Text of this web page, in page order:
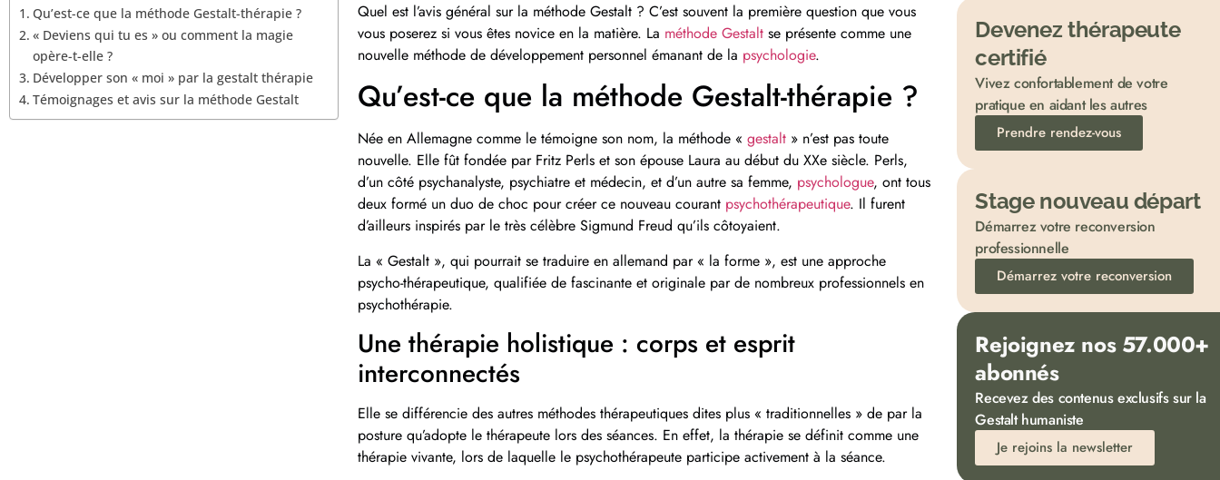
Qu’est-ce que la méthode Gestalt-thérapie ?
« Deviens qui tu es » ou comment la magie
opère-t-elle ?
Développer son « moi » par la gestalt thérapie
Témoignages et avis sur la méthode Gestalt
Quel est l’avis général sur la méthode Gestalt ? C’est souvent la première question que vous
vous poserez si vous êtes novice en la matière. La méthode Gestaltse présente comme une
nouvelle méthode de développement personnel émanant de la psychologie.
Qu’est-ce que la méthode Gestalt-thérapie ?
Née en Allemagne comme le témoigne son nom, la méthode « gestalt» n’est pas toute
nouvelle. Elle fût fondée par Fritz Perls et son épouse Laura au début du XXe siècle. Perls,
d’un côté psychanalyste, psychiatre et médecin, et d’un autre sa femme, psychologue, ont tous
deux formé un duo de choc pour créer ce nouveau courant psychothérapeutique. Il furent
d’ailleurs inspirés par le très célèbre Sigmund Freud qu’ils côtoyaient.
La « Gestalt », qui pourrait se traduire en allemand par « la forme », est une approche
psycho-thérapeutique, qualifiée de fascinante et originale par de nombreux professionnels en
psychothérapie.
Une thérapie holistique : corps et esprit
interconnectés
Elle se différencie des autres méthodes thérapeutiques dites plus « traditionnelles » de par la
posture qu’adopte le thérapeute lors des séances. En effet, la thérapie se définit comme une
thérapie vivante, lors de laquelle le psychothérapeute participe activement à la séance.
Devenez thérapeute
certifié
Vivez confortablement de votre
pratique en aidant les autres
Prendre rendez-vous
Stage nouveau départ
Démarrez votre reconversion
professionnelle
Démarrez votre reconversion
Rejoignez nos 57.000+
abonnés
Recevez des contenus exclusifs sur la
Gestalt humaniste
Je rejoins la newsletter